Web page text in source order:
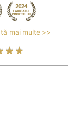
mai multe >>